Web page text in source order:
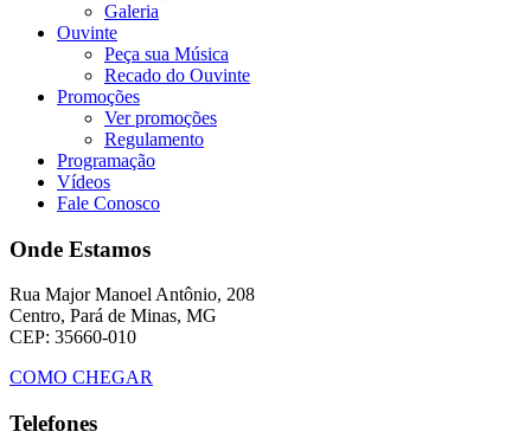
Galeria
Ouvinte
Peça sua Música
Recado do Ouvinte
Promoções
Ver promoções
Regulamento
Programação
Vídeos
Fale Conosco
Onde Estamos
Rua Major Manoel Antônio, 208
Centro, Pará de Minas, MG
CEP: 35660-010
COMO CHEGAR
Telefones